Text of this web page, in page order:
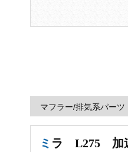
マフラー/排気系パーツ
ミラ L275 加